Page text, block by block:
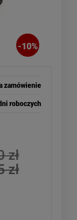
-10%
zamówienie
roboczych
zł
zł